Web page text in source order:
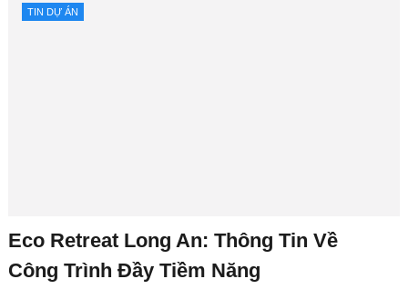
TIN DỰ ÁN
Eco Retreat Long An: Thông Tin Về
Công Trình Đầy Tiềm Năng